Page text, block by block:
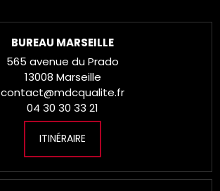
BUREAU MARSEILLE
565 avenue du Prado
13008 Marseille
contact@mdcqualite.fr
04 30 30 33 21
ITINÉRAIRE